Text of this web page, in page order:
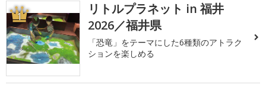
1
リトルプラネット in 福井
2026／福井県
「恐竜」をテーマにした6種類のアトラク
ションを楽しめる